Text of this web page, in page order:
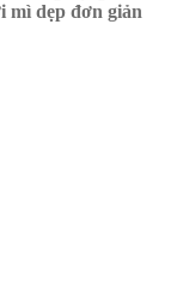
mì dẹp đơn giản